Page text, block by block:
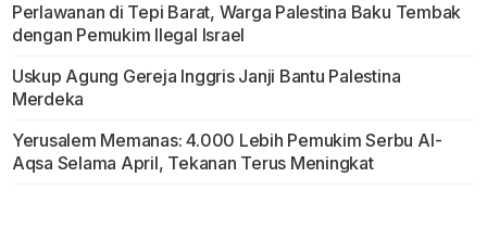
Perlawanan di Tepi Barat, Warga Palestina Baku Tembak
dengan Pemukim Ilegal Israel
Uskup Agung Gereja Inggris Janji Bantu Palestina
Merdeka
Yerusalem Memanas: 4.000 Lebih Pemukim Serbu Al-
Aqsa Selama April, Tekanan Terus Meningkat